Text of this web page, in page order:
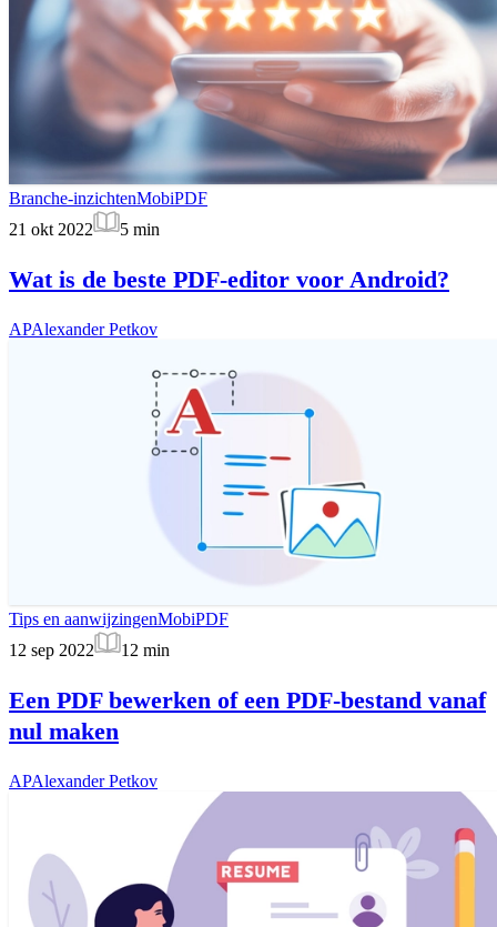
Branche-inzichtenMobiPDF
21 okt 2022
5 min
Wat is de beste PDF-editor voor Android?
APAlexander Petkov
Tips en aanwijzingenMobiPDF
12 sep 2022
12 min
Een PDF bewerken of een PDF-bestand vanaf
nul maken
APAlexander Petkov